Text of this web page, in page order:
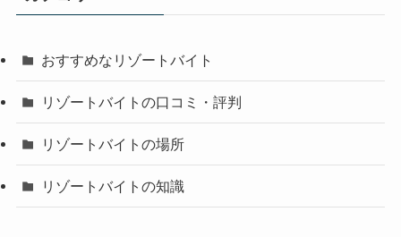
おすすめなリゾートバイト
リゾートバイトの口コミ・評判
リゾートバイトの場所
リゾートバイトの知識